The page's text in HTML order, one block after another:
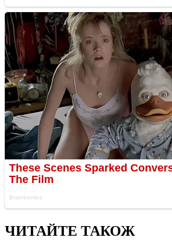
ЧИТАЙТЕ ТАКОЖ